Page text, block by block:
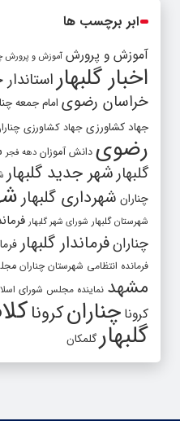
ابر برچسب ها
آموزش و پرورش آموزش و پرورش
اخبار گلبهار
خراسان رضوی امام جمعه
جهاد کشاورزی جهاد کشاورزی
رضوی دانش آموزان دهه فجر
گلبهارشهر جدید گلبهار
چناران شهرداری گلبهار
شهرستان گلبهار شورای شهر گلبهار
چنارانفرماندار گلبهار
فرمانده انتظامی شهرستان چناران
مشهد نماینده مجلس شورای
کرونا چنارانکرونا
گلبهارگلمکان